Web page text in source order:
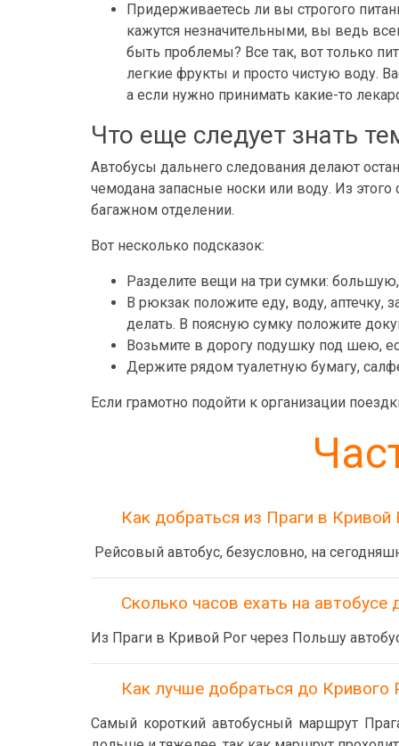
Придерживаетесь ли вы строгого
кажутся незначительными, вы ведь
быть проблемы? Все так, вот только
легкие фрукты и просто чистую воду.
а если нужно принимать какие-то
Что еще следует знать
Автобусы дальнего следования делают
чемодана запасные носки или воду. Из этого
багажном отделении.
Вот несколько подсказок:
Разделите вещи на три сумки:
В рюкзак положите еду, воду, аптечку,
делать. В поясную сумку положите
Возьмите в дорогу подушку под шею,
Держите рядом туалетную бумагу,
Если грамотно подойти к организации
Как добраться из Праги в
Рейсовый автобус, безусловно, на
Сколько часов ехать на автобусе
Из Праги в Кривой Рог через Польшу
Как лучше добраться до Кривого
Самый короткий автобусный маршрут